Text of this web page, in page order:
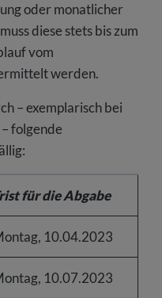
oder monatlicher
diese stets bis zum
vom
werden.
– exemplarisch bei
folgende
für die Abgabe
10.04.2023
10.07.2023